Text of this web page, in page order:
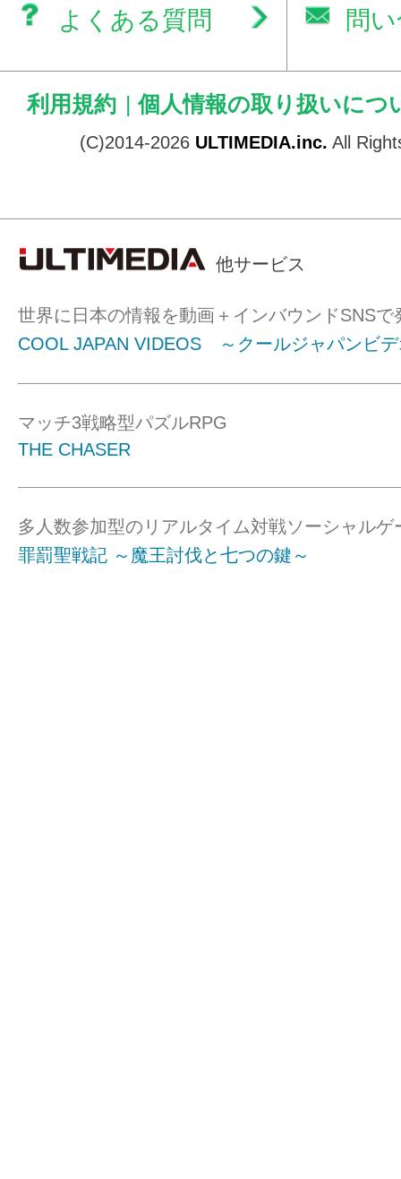
よくある質問 問
利用規約 | 個人情報の取り扱いにつ
(C)2014-2026 ULTIMEDIA.inc. All
他サービス
世界に日本の情報を動画＋インバウンドSNSで
COOL JAPAN VIDEOS ～クールジャパンビ
マッチ3戦略型パズルRPG
THE CHASER
多人数参加型のリアルタイム対戦ソーシャルゲ
罪罰聖戦記 ～魔王討伐と七つの鍵～